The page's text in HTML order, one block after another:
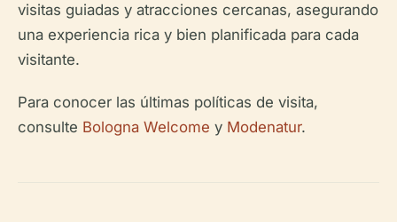
visitas guiadas y atracciones cercanas, asegurando
una experiencia rica y bien planificada para cada
visitante.
Para conocer las últimas políticas de visita,
consulte Bologna Welcome y Modenatur.